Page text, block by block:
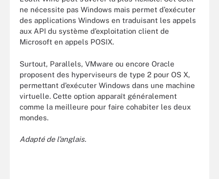
ne nécessite pas Windows mais permet d’exécuter
des applications Windows en traduisant les appels
aux API du système d’exploitation client de
Microsoft en appels POSIX.
Surtout, Parallels, VMware ou encore Oracle
proposent des hyperviseurs de type 2 pour OS X,
permettant d’exécuter Windows dans une machine
virtuelle. Cette option apparaît généralement
comme la meilleure pour faire cohabiter les deux
mondes.
Adapté de l’anglais.